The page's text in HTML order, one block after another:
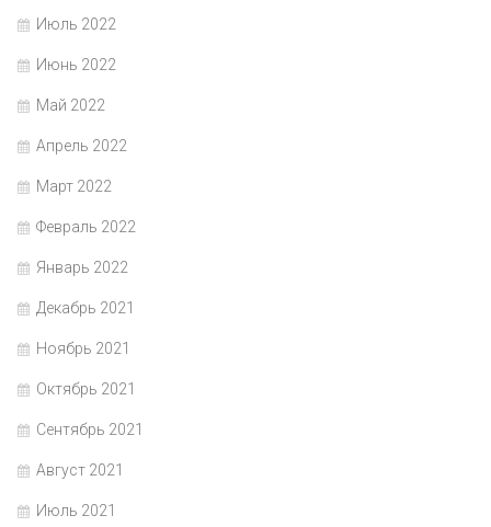
Июль 2022
Июнь 2022
Май 2022
Апрель 2022
Март 2022
Февраль 2022
Январь 2022
Декабрь 2021
Ноябрь 2021
Октябрь 2021
Сентябрь 2021
Август 2021
Июль 2021